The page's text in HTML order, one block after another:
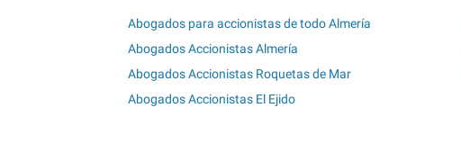
Abogados para accionistas de todo Almería
Abogados Accionistas Almería
Abogados Accionistas Roquetas de Mar
Abogados Accionistas El Ejido